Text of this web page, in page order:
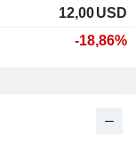
12,00USD
-18,86%